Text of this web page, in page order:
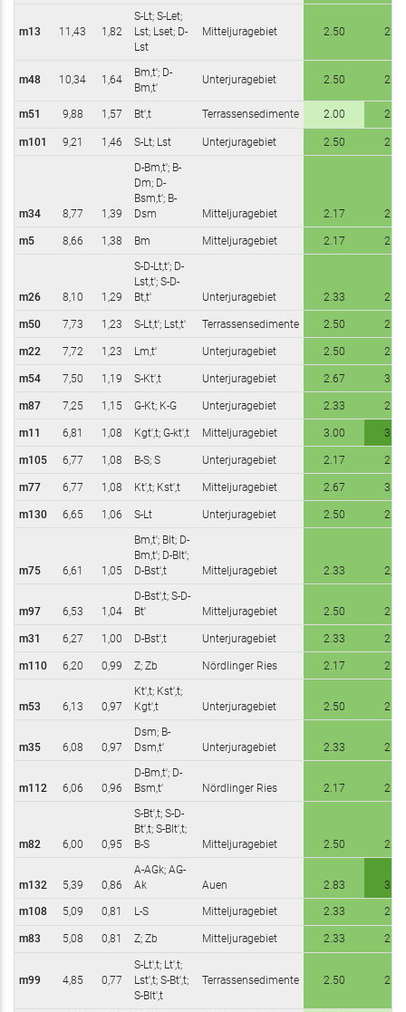
m13 11,43 1,82
S-Lt; S-Let;
Lst; Lset; D-
Lst
Mitteljuragebiet 2.50 2.67
m48 10,34 1,64
Bm,t'; D-
Bm,t'
Unterjuragebiet 2.50 2.83
m51 9,88 1,57 Bt',t Terrassensedimente 2.00 2.17
m101 9,21 1,46 S-Lt; Lst Unterjuragebiet 2.50 2.67
m34 8,77 1,39
D-Bm,t'; B-
Dm; D-
Bsm,t'; B-
Dsm
Mitteljuragebiet 2.17 2.50
m5 8,66 1,38 Bm Mitteljuragebiet 2.17 2.17
m26 8,10 1,29
S-D-Lt,t'; D-
Lst,t'; S-D-
Bt,t'
Unterjuragebiet 2.33 2.33
m50 7,73 1,23 S-Lt,t'; Lst,t' Terrassensedimente 2.50 2.67
m22 7,72 1,23 Lm,t' Unterjuragebiet 2.50 2.50
m54 7,50 1,19 S-Kt',t Unterjuragebiet 2.67 3.00
m87 7,25 1,15 G-Kt; K-G Unterjuragebiet 2.33 2.67
m11 6,81 1,08 Kgt',t; G-kt',t Mitteljuragebiet 3.00 3.33
m105 6,77 1,08 B-S; S Unterjuragebiet 2.17 2.33
m77 6,77 1,08 Kt',t; Kst',t Mitteljuragebiet 2.67 3.00
m130 6,65 1,06 S-Lt Unterjuragebiet 2.50 2.67
m75 6,61 1,05
Bm,t'; Blt; D-
Bm,t'; D-Blt';
D-Bst',t
Mitteljuragebiet 2.33 2,33
m97 6,53 1,04
D-Bst',t; S-D-
Bt'
Mitteljuragebiet 2.50 2.67
m31 6,27 1,00 D-Bst',t Unterjuragebiet 2.33 2.33
m110 6,20 0,99 Z; Zb Nördlinger Ries 2.17 2.50
m53 6,13 0,97
Kt',t; Kst',t;
Kgt',t
Unterjuragebiet 2.50 2.83
m35 6,08 0,97
Dsm; B-
Dsm,t'
Unterjuragebiet 2.33 2.67
m112 6,06 0,96
D-Bm,t'; D-
Bsm,t'
Nördlinger Ries 2.17 2.50
m82 6,00 0,95
S-Bt',t; S-D-
Bt',t; S-Blt',t;
B-S
Mitteljuragebiet 2.50 2.67
m132 5,39 0,86
A-AGk; AG-
Ak
Auen 2.83 3.17
m108 5,09 0,81 L-S Mitteljuragebiet 2.33 2.50
m83 5,08 0,81 Z; Zb Mitteljuragebiet 2.33 2.67
m99 4,85 0,77
S-Lt',t; Lt',t;
Lst',t; S-Bt',t;
S-Blt',t
Terrassensedimente 2.50 2.50